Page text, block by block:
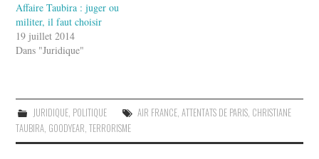
Affaire Taubira : juger ou
militer, il faut choisir
19 juillet 2014
Dans "Juridique"
JURIDIQUE, POLITIQUE AIR FRANCE, ATTENTATS DE PARIS, CHRISTIANE
TAUBIRA, GOODYEAR,TERRORISME